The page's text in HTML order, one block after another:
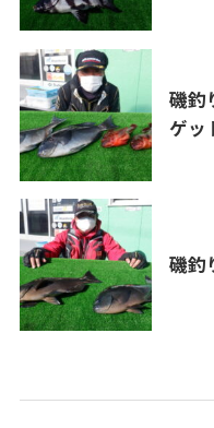
磯釣
ゲッ
磯釣